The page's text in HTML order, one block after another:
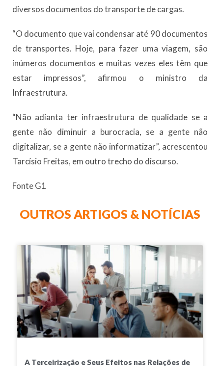
diversos documentos do transporte de cargas.
“O documento que vai condensar até 90 documentos
de transportes. Hoje, para fazer uma viagem, são
inúmeros documentos e muitas vezes eles têm que
estar impressos”, afirmou o ministro da
Infraestrutura.
“Não adianta ter infraestrutura de qualidade se a
gente não diminuir a burocracia, se a gente não
digitalizar, se a gente não informatizar”, acrescentou
Tarcísio Freitas, em outro trecho do discurso.
Fonte G1
OUTROS ARTIGOS & NOTÍCIAS
A Terceirização e Seus Efeitos nas Relações de